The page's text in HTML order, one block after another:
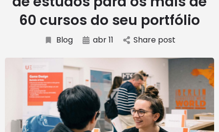
60 cursos do seu portfólio
Blog abr 11 Share post